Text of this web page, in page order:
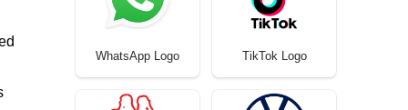
WhatsApp Logo TikTok Logo